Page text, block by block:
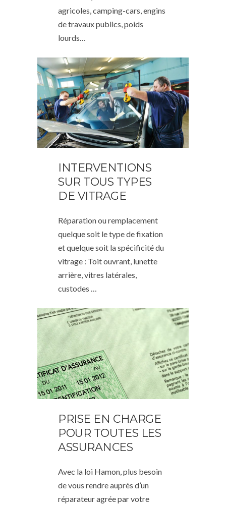
agricoles, camping-cars, engins
de travaux publics, poids
lourds…
INTERVENTIONS
SUR TOUS TYPES
DE VITRAGE
Réparation ou remplacement
quelque soit le type de fixation
et quelque soit la spécificité du
vitrage : Toit ouvrant, lunette
arrière, vitres latérales,
custodes …
PRISE EN CHARGE
POUR TOUTES LES
ASSURANCES
Avec la loi Hamon, plus besoin
de vous rendre auprès d’un
réparateur agrée par votre